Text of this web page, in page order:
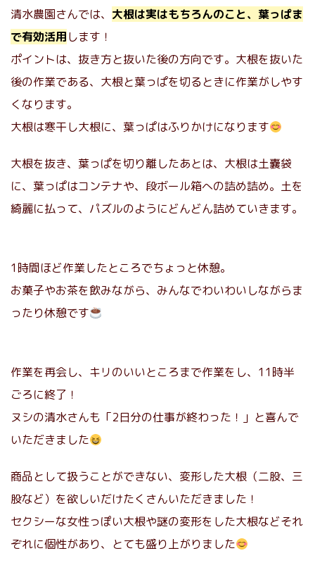
清水農園さんでは、 大根は実はもちろんのこと、葉っぱま
で有効活用します！
ポイントは、抜き方と抜いた後の方向です。大根を抜いた
後の作業である、大根と葉っぱを切るときに作業がしやす
くなります。
大根は寒干し大根に、葉っぱはふりかけになります
大根を抜き、葉っぱを切り離したあとは、大根は土嚢袋
に、葉っぱはコンテナや、段ボール箱への詰め詰め。土を
綺麗に払って、パズルのようにどんどん詰めていきます。
1時間ほど作業したところでちょっと休憩。
お菓子やお茶を飲みながら、みんなでわいわいしながらま
ったり休憩です
作業を再会し、キリのいいところまで作業をし、11時半
ごろに終了！
ヌシの清水さんも「2日分の仕事が終わった！」と喜んで
いただきました
商品として扱うことができない、変形した大根（二股、三
股など）を欲しいだけたくさんいただきました！
セクシーな女性っぽい大根や謎の変形をした大根などそれ
ぞれに個性があり、とても盛り上がりました